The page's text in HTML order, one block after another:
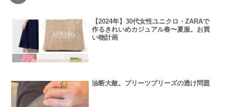
【2024年】30代女性ユニクロ・ZARAで
作るきれいめカジュアル春〜夏服。お買
い物計画
油断大敵。プリーツプリーズの透け問題